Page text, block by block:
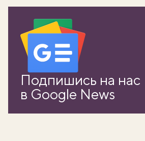
Подпишись на нас
в Google News